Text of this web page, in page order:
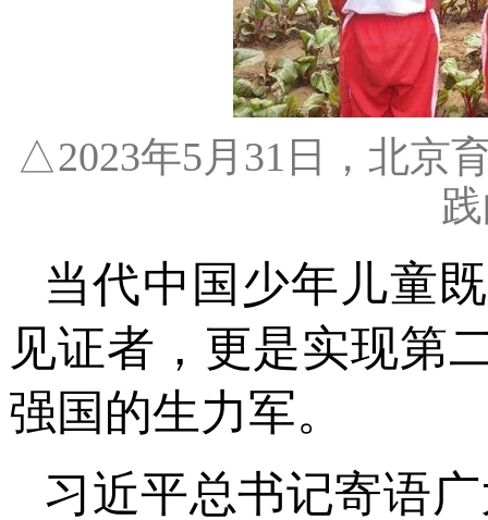
△2023年5月31日，北京
当代中国少年儿童
见证者，更是实现第
强国的生力军。
习近平总书记寄语